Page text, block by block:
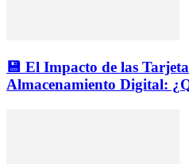
💾 El Impacto de las
Almacenamiento Digital: